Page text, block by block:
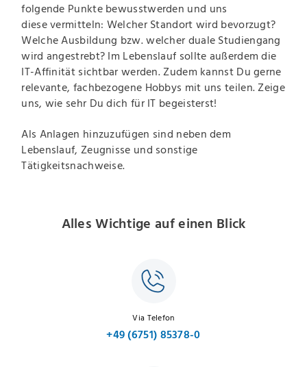
folgende Punkte bewusstwerden und uns
diese vermitteln: Welcher Standort wird bevorzugt?
Welche Ausbildung bzw. welcher duale Studiengang
wird angestrebt? Im Lebenslauf sollte außerdem die
IT-Affinität sichtbar werden. Zudem kannst Du gerne
relevante, fachbezogene Hobbys mit uns teilen. Zeige
uns, wie sehr Du dich für IT begeisterst!
Als Anlagen hinzuzufügen sind neben dem
Lebenslauf, Zeugnisse und sonstige
Tätigkeitsnachweise.
Alles Wichtige auf einen Blick
Via Telefon
+49 (6751) 85378-0